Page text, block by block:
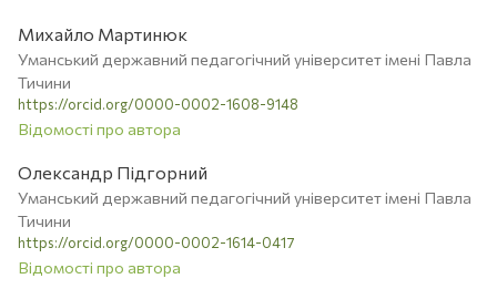
Михайло Мартинюк
Уманський державний педагогічний університет імені Павла
Тичини
https://orcid.org/0000-0002-1608-9148
Відомості про автора
Олександр Підгорний
Уманський державний педагогічний університет імені Павла
Тичини
https://orcid.org/0000-0002-1614-0417
Відомості про автора